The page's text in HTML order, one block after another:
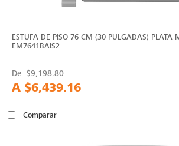
ESTUFA DE PISO 76 CM (30 PULGADAS) PLATA
EM7641BAIS2
De$9,198.80
A $6,439.16
Comparar